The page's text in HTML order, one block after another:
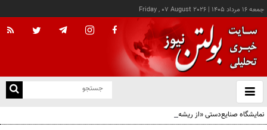
جمعه ۱۶ مرداد ۱۴۰۵ |
Friday , 07 August 2026
باز
و
نمایشگاه صنایع‌دستی «از ریشه تا امروز» - کرج